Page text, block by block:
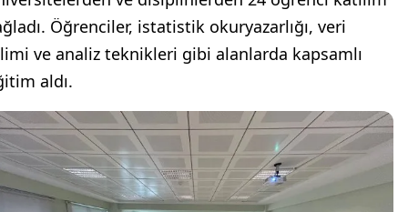
Öğrenciler, istatistik okuryazarlığı, veri
ve analiz teknikleri gibi alanlarda kapsamlı
aldı.